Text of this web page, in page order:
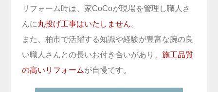
リフォーム時は、家CoCoが現場を管理し職人さ
んに丸投げ工事はいたしません。
また、柏市で活躍する知識や経験が豊富な腕の良
い職人さんとの長いお付き合いがあり、 施工品質
の高いリフォームが自慢です。